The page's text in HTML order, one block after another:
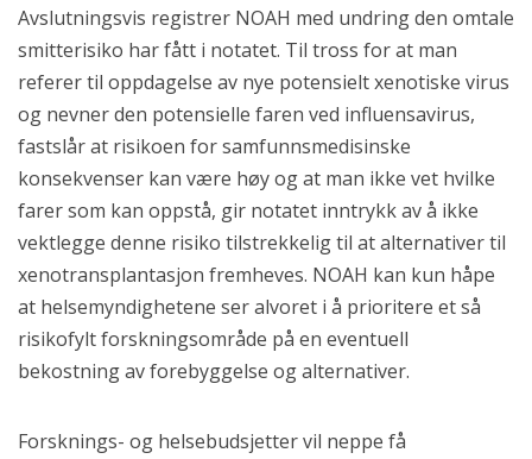
Avslutningsvis registrer NOAH med undring den omtale
smitterisiko har fått i notatet. Til tross for at man
referer til oppdagelse av nye potensielt xenotiske virus
og nevner den potensielle faren ved influensavirus,
fastslår at risikoen for samfunnsmedisinske
konsekvenser kan være høy og at man ikke vet hvilke
farer som kan oppstå, gir notatet inntrykk av å ikke
vektlegge denne risiko tilstrekkelig til at alternativer til
xenotransplantasjon fremheves. NOAH kan kun håpe
at helsemyndighetene ser alvoret i å prioritere et så
risikofylt forskningsområde på en eventuell
bekostning av forebyggelse og alternativer.
Forsknings- og helsebudsjetter vil neppe få